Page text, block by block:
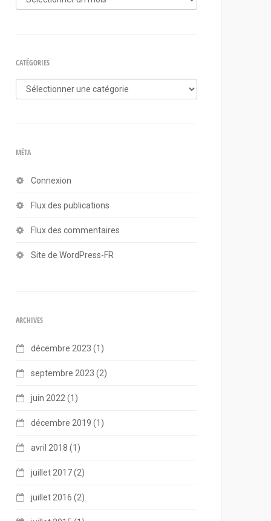
CATÉGORIES
Catégories
MÉTA
Connexion
Flux des publications
Flux des commentaires
Site de WordPress-FR
ARCHIVES
décembre 2023 (1)
septembre 2023 (2)
juin 2022 (1)
décembre 2019 (1)
avril 2018 (1)
juillet 2017(2)
juillet 2016 (2)